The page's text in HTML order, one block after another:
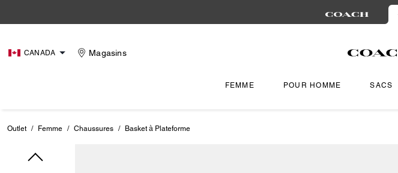
CANADA Magasins
FEMME POUR HOMME SACS
Outlet / Femme / Chaussures / Basket à Plateforme